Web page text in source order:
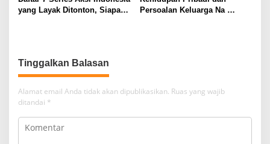
yang Layak Ditonton, Siapa
Persoalan Keluarga Na
Alamat email Anda tidak akan dipublikasikan. Ruas yang wajib
ditandai *